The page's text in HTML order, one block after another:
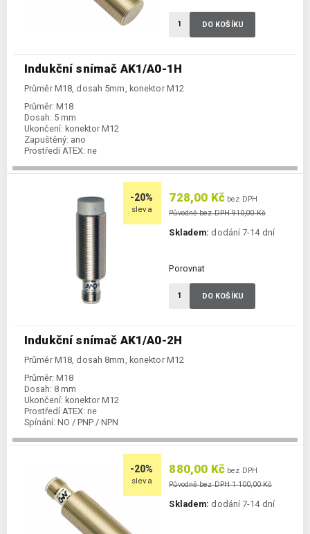
Indukční snímač AK1/A0-1H
Průměr M18, dosah 5mm, konektor M12
Průměr: M18
Dosah: 5 mm
Ukončení: konektor M12
Zapuštěný: ano
Prostředí ATEX: ne
DO KOŠÍKU
-20%
sleva
Indukční snímač AK1/A0-2H
Průměr M18, dosah 8mm, konektor M12
Průměr: M18
Dosah: 8 mm
Ukončení: konektor M12
Prostředí ATEX: ne
Spínání: NO / PNP / NPN
728,00 Kč bez DPH
Původně bez DPH 910,00 Kč
Skladem: dodání 7-14 dní
Porovnat
DO KOŠÍKU
-20%
sleva
880,00 Kč bez DPH
Původně bez DPH 1 100,00 Kč
Skladem: dodání 7-14 dní